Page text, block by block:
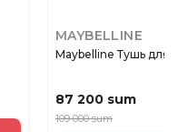
MAYBELLINE
Maybelline Тушь для
87 200 sum
109 000 sum